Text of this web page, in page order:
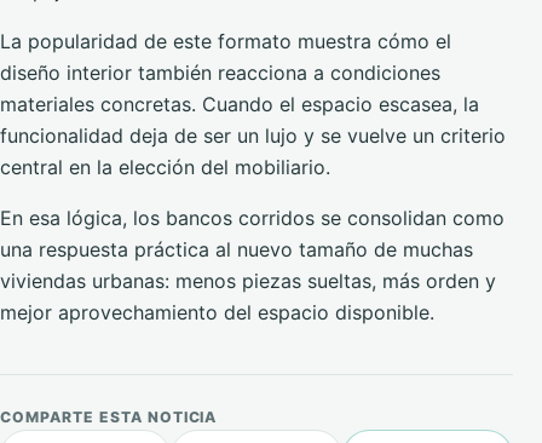
La popularidad de este formato muestra cómo el
diseño interior también reacciona a condiciones
materiales concretas. Cuando el espacio escasea, la
funcionalidad deja de ser un lujo y se vuelve un criterio
central en la elección del mobiliario.
En esa lógica, los bancos corridos se consolidan como
una respuesta práctica al nuevo tamaño de muchas
viviendas urbanas: menos piezas sueltas, más orden y
mejor aprovechamiento del espacio disponible.
COMPARTE ESTA NOTICIA